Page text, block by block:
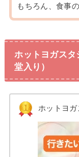
もちろん、食事
ホットヨガス
堂入り）
ホットヨ